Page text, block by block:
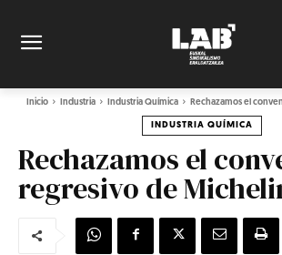
Inicio Industria Industria Química Rechazamos el
INDUSTRIA QUÍMICA
Rechazamos el
regresivo de